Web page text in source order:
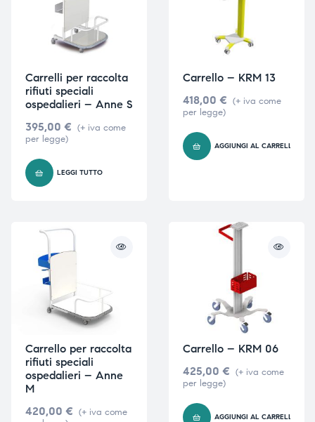
Carrelli per raccolta
rifiuti speciali
ospedalieri – Anne S
395,00 € (+ iva come
per legge)
LEGGI TUTTO
Carrello – KRM 13
418,00 € (+ iva come
per legge)
AGGIUNGI AL CARRELLO
Carrello per raccolta
rifiuti speciali
ospedalieri – Anne
M
420,00 € (+ iva come
Carrello – KRM 06
425,00 € (+ iva come
per legge)
AGGIUNGI AL CARRELLO